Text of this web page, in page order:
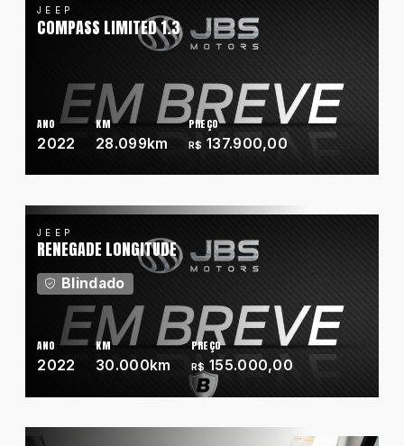
Wanshida
JEEP
COMPASS LIMITED 1.3
ANO
2022
KM
28.099km
PREÇO
R$ 137.900,00
JEEP
RENEGADE LONGITUDE
Blindado
ANO
2022
KM
30.000km
PREÇO
R$ 155.000,00